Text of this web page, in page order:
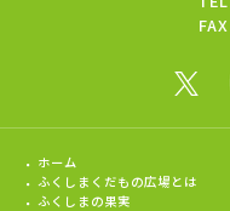
FAX
ホーム
ふくしまくだもの広場とは
ふくしまの果実